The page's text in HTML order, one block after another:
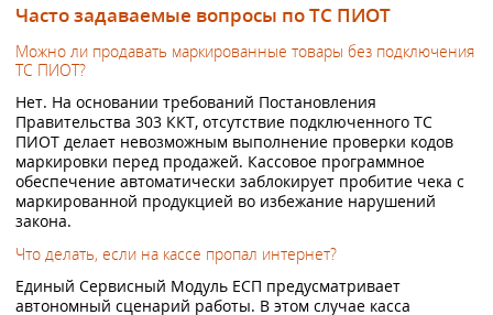
Часто задаваемые вопросы по ТС ПИОТ
Можно ли продавать маркированные товары без подключения
ТС ПИОТ?
Нет. На основании требований Постановления
Правительства 303 ККТ, отсутствие подключенного ТС
ПИОТ делает невозможным выполнение проверки кодов
маркировки перед продажей. Кассовое программное
обеспечение автоматически заблокирует пробитие чека с
маркированной продукцией во избежание нарушений
закона.
Что делать, если на кассе пропал интернет?
Единый Сервисный Модуль ЕСП предусматривает
автономный сценарий работы. В этом случае касса